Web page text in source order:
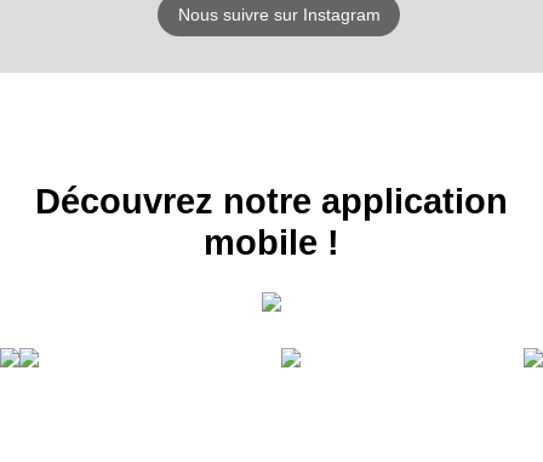
Nous suivre sur Instagram
Découvrez notre application
mobile !